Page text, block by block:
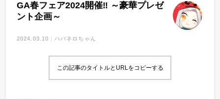
GA春フェア2024開催‼ ～豪華プレゼ
ント企画～
2024.03.10 ハバネロちゃん
この記事のタイトルとURLをコピーする